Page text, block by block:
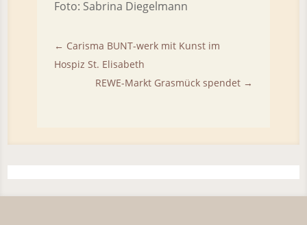
Foto: Sabrina Diegelmann
← Carisma BUNT-werk mit Kunst im
Hospiz St. Elisabeth
REWE-Markt Grasmück spendet →